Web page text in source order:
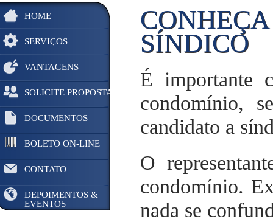
HOME
SERVIÇOS
VANTAGENS
SOLICITE PROPOSTA
DOCUMENTOS
BOLETO ON-LINE
CONTATO
DEPOIMENTOS &
EVENTOS
SÍNDICO
É importante
condomínio,
candidato a
O
condomínio.
nada se